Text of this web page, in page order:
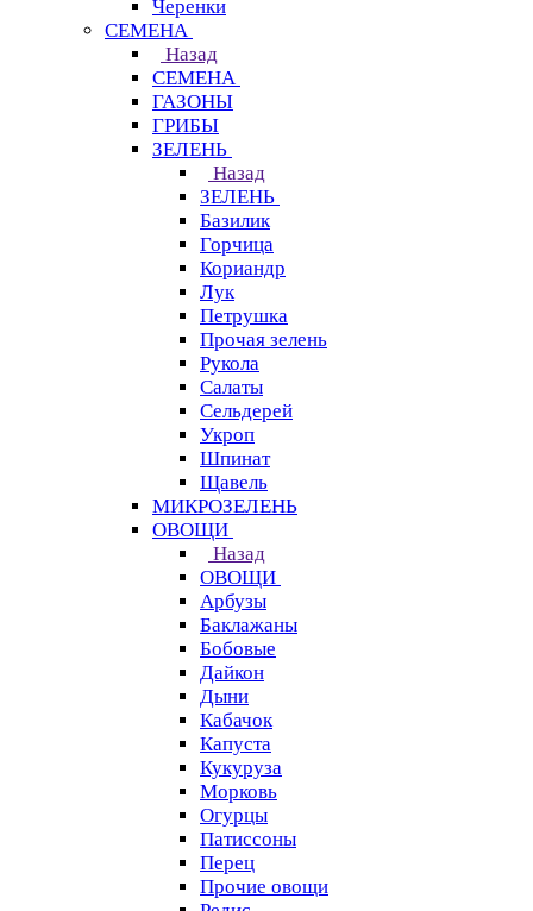
Черенки
СЕМЕНА
Назад
СЕМЕНА
ГАЗОНЫ
ГРИБЫ
ЗЕЛЕНЬ
Назад
ЗЕЛЕНЬ
Базилик
Горчица
Кориандр
Лук
Петрушка
Прочая зелень
Рукола
Салаты
Сельдерей
Укроп
Шпинат
Щавель
МИКРОЗЕЛЕНЬ
ОВОЩИ
Назад
ОВОЩИ
Арбузы
Баклажаны
Бобовые
Дайкон
Дыни
Кабачок
Капуста
Кукуруза
Морковь
Огурцы
Патиссоны
Перец
Прочие овощи